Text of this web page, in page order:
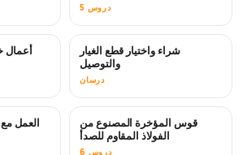
5 دروس
قريبًا
شراء واختيار قطع الغيار
والتوصيل
درسان
العمل مع
قوس المؤخرة المصنوع من
الفولاذ المقاوم للصدأ
6 دروس